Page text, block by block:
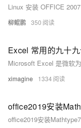
Linux 安装 OFFICE 2007
柳鲲鹏 350
ximagine 1334